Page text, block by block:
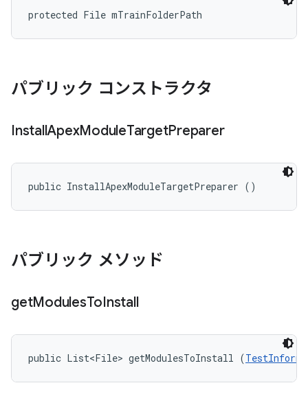
protected File mTrainFolderPath
パブリック コンストラクタ
InstallApexModuleTargetPreparer
public InstallApexModuleTargetPreparer ()
パブリック メソッド
getModulesToInstall
public List<File> getModulesToInstall (